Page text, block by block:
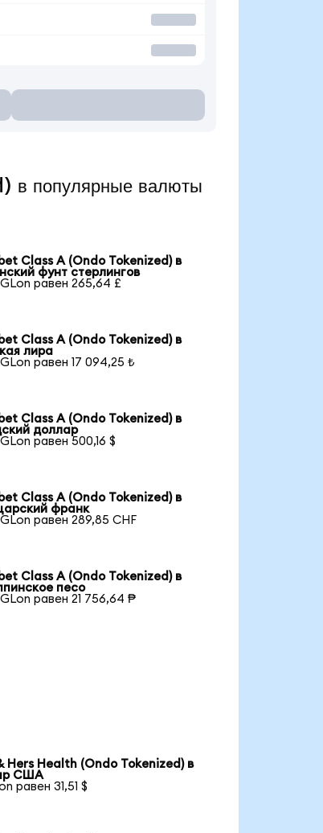
в популярные валюты
Class A (Ondo Tokenized) в
фунт стерлингов
равен 265,64 £
Class A (Ondo Tokenized) в
лира
равен 17 094,25 ₺
Class A (Ondo Tokenized) в
доллар
равен 500,16 $
Class A (Ondo Tokenized) в
франк
равен 289,85 CHF
Class A (Ondo Tokenized) в
песо
равен 21 756,64 ₱
Hers Health (Ondo Tokenized) в
США
равен 31,51 $